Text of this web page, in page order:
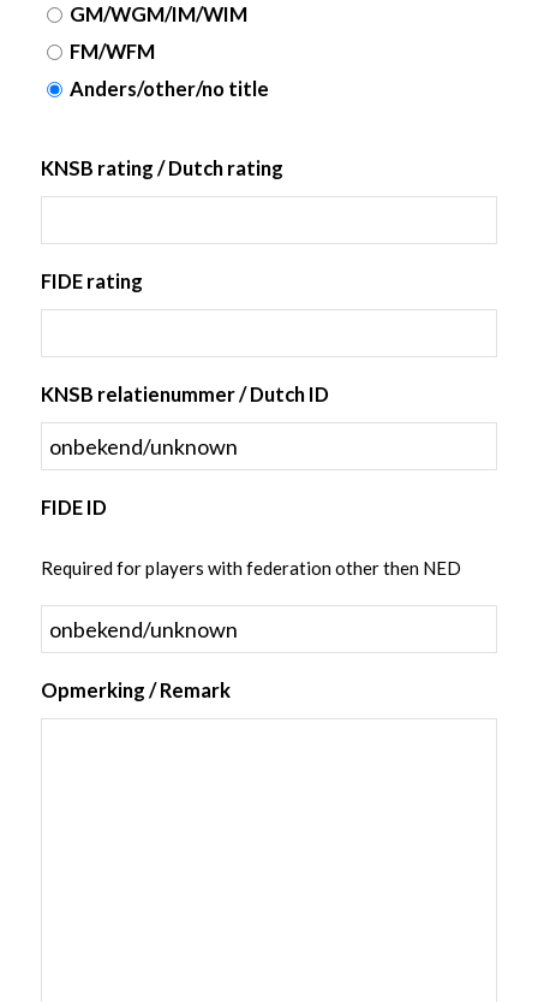
GM/WGM/IM/WIM
FM/WFM
Anders/other/no title
KNSB rating / Dutch rating
FIDE rating
KNSB relatienummer / Dutch ID
FIDE ID
Required for players with federation other then NED
Opmerking / Remark